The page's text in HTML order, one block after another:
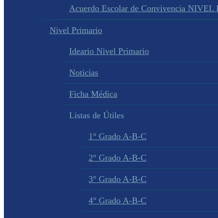
Acuerdo Escolar de Convivencia
Nivel Primario
Ideario Nivel Primario
Noticias
Ficha Médica
Listas de Útiles
1° Grado A-B-C
2° Grado A-B-C
3° Grado A-B-C
4° Grado A-B-C